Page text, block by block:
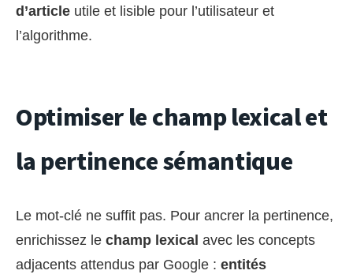
d’article utile et lisible pour l’utilisateur et
l’algorithme.
Optimiser le champ lexical et
la pertinence sémantique
Le mot-clé ne suffit pas. Pour ancrer la pertinence,
enrichissez le champ lexical avec les concepts
adjacents attendus par Google : entités